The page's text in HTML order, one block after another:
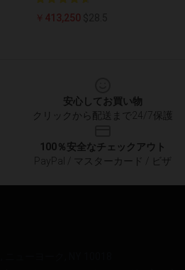
￥413,250
安心してお買い物
クリックから配送まで24/7保護
100％安全なチェックアウト
PayPal / マスターカード / ビザ